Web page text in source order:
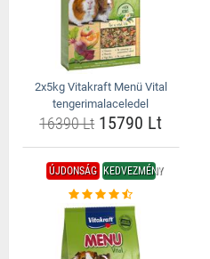
2x5kg Vitakraft Menü Vital
tengerimalaceledel
16390 Lt15790 Lt
ÚJDONSÁG KEDVEZMÉNY